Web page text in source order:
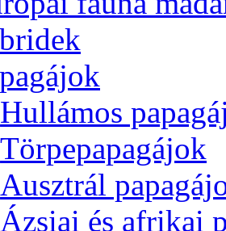
Hullámos
Törpepapagájok
Ausztrál
Ázsiai és afrikai